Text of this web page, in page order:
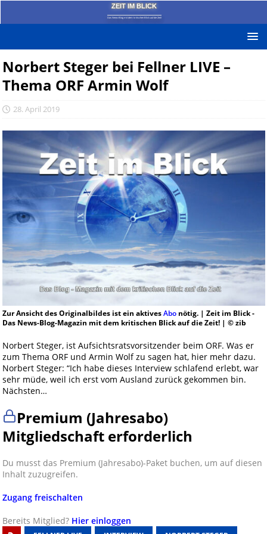
ZEIT IM BLICK
Das News-Blog mit dem kritischen Blick auf die Zeit!
Norbert Steger bei Fellner LIVE –
Thema ORF Armin Wolf
28. April 2019
Zur Ansicht des Originalbildes ist ein aktivesAbonötig. | Zeit im Blick -
Das News-Blog-Magazin mit dem kritischen Blick auf die Zeit! | © zib
Norbert Steger, ist Aufsichtsratsvorsitzender beim ORF. Was er
zum Thema ORF und Armin Wolf zu sagen hat, hier mehr dazu.
Norbert Steger: “Ich habe dieses Interview schlafend erlebt, war
sehr müde, weil ich erst vom Ausland zurück gekommen bin.
Nächsten…
Premium (Jahresabo)
Mitgliedschaft erforderlich
Du musst das Premium (Jahresabo)-Paket buchen, um auf diesen
Inhalt zuzugreifen.
Zugang freischalten
Bereits Mitglied? Hier einloggen